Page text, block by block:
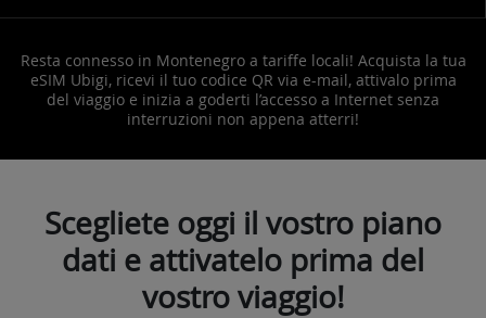
Resta connesso in Montenegro a tariffe locali! Acquista la tua
eSIM Ubigi, ricevi il tuo codice QR via e-mail, attivalo prima
del viaggio e inizia a goderti l’accesso a Internet senza
interruzioni non appena atterri!
Scegliete oggi il vostro piano
dati e attivatelo prima del
vostro viaggio!